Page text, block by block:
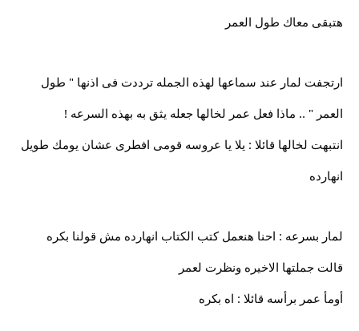
هتبقى معاك طول العمر
ارتجفت لمار عند سماعها لهذه الجمله ترددت فى اذنها " طول
العمر " .. ماذا فعل عمر لخالها جعله يثق به بهذه السرعه !
انتبهت لخالها قائلا : يلا يا عروسه قومى افطرى عشان يومك طويل
انهارده
لمار بسرعه : احنا هنعمل كتب الكتاب انهارده مش قولنا بكره
قالت جملتها الاخيره ونظرت لعمر
أومأ عمر برأسه قائلا : اه بكره